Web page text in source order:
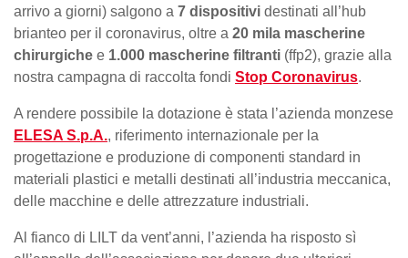
arrivo a giorni) salgono a 7 dispositivi destinati all’hub
brianteo per il coronavirus, oltre a 20 mila mascherine
chirurgiche e 1.000 mascherine filtranti (ffp2), grazie alla
nostra campagna di raccolta fondi Stop Coronavirus.
A rendere possibile la dotazione è stata l’azienda monzese
ELESA S.p.A., riferimento internazionale per la
progettazione e produzione di componenti standard in
materiali plastici e metalli destinati all’industria meccanica,
delle macchine e delle attrezzature industriali.
Al fianco di LILT da vent’anni, l’azienda ha risposto sì